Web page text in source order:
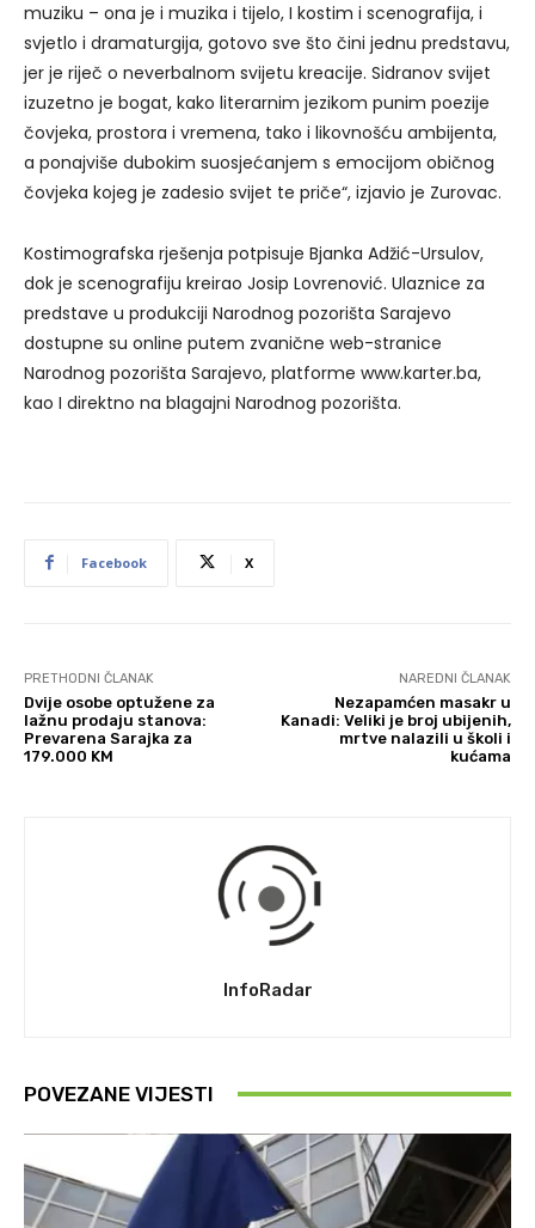
muziku – ona je i muzika i tijelo, I kostim i scenografija, i
svjetlo i dramaturgija, gotovo sve što čini jednu predstavu,
jer je riječ o neverbalnom svijetu kreacije. Sidranov svijet
izuzetno je bogat, kako literarnim jezikom punim poezije
čovjeka, prostora i vremena, tako i likovnošću ambijenta,
a ponajviše dubokim suosjećanjem s emocijom običnog
čovjeka kojeg je zadesio svijet te priče“, izjavio je Zurovac.
Kostimografska rješenja potpisuje Bjanka Adžić-Ursulov,
dok je scenografiju kreirao Josip Lovrenović. Ulaznice za
predstave u produkciji Narodnog pozorišta Sarajevo
dostupne su online putem zvanične web-stranice
Narodnog pozorišta Sarajevo, platforme www.karter.ba,
kao I direktno na blagajni Narodnog pozorišta.
Facebook X
PRETHODNI ČLANAK
Dvije osobe optužene za
lažnu prodaju stanova:
Prevarena Sarajka za
179.000 KM
NAREDNI ČLANAK
Nezapamćen masakr u
Kanadi: Veliki je broj ubijenih,
mrtve nalazili u školi i
kućama
InfoRadar
POVEZANE VIJESTI